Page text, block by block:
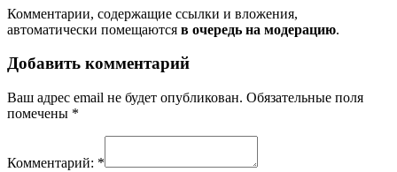
Комментарии, содержащие ссылки и вложения,
автоматически помещаются в очередь на модерацию.
Добавить комментарий
Ваш адрес email не будет опубликован. Обязательные поля
помечены *
Комментарий: *